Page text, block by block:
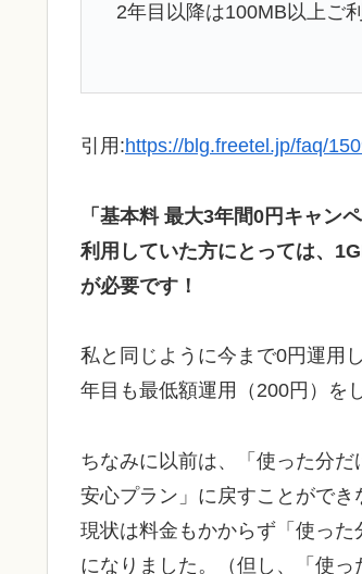
2年目以降は100MB以上ご
引用:https://blg.freetel.jp/faq/
「基本料 最大3年間0円キャン
利用していた方にとっては、
が必要です！
私と同じように今まで0円運用
年目も最低額運用（200円）を
ちなみに以前は、「使った分
安心プラン」に戻すことができ
現状は料金もかからず「使っ
になりました。（但し、「使っ